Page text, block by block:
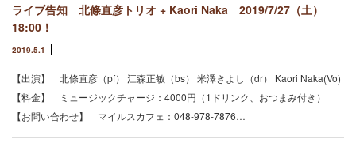
ライブ告知 北條直彦トリオ + Kaori Naka 2019/7/27（土）
18:00！
2019.5.1
【出演】 北條直彦（pf） 江森正敏（bs） 米澤きよし（dr） Kaori Naka(Vo)
【料金】 ミュージックチャージ：4000円（1ドリンク、おつまみ付き）
【お問い合わせ】 マイルスカフェ：048-978-7876…